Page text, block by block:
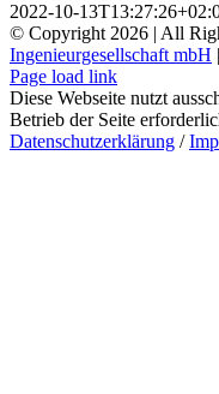
2022-10-
© Copyright 2026 | All
Ingenieurgesellschaft mbH |
Page load link
Diese Webseite nutzt
Betrieb der Seite
Datenschutzerklärung /